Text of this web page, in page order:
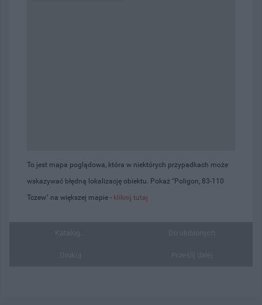
To jest mapa poglądowa, która w niektórych przypadkach może
wskazywać błędną lokalizację obiektu. Pokaż "Poligon, 83-110
Tczew" na większej mapie - kliknij tutaj